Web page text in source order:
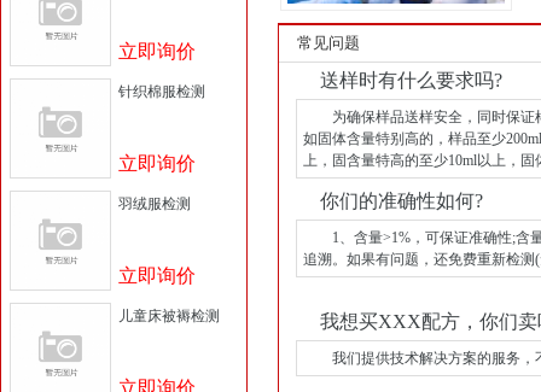
立即询价
针织棉服检测
立即询价
羽绒服检测
立即询价
儿童床被褥检测
立即询价
常见问题
送样时有什么要求吗?
为确保样品送样安全，同时保证
如固体含量特别高的，样品至少
上，固含量特高的至少10ml以上，固
你们的准确性如何?
1、含量>1%，可保证准确性;含
追溯。如果有问题，还免费重新检
我想买XXX配方，你们卖
我们提供技术解决方案的服务，